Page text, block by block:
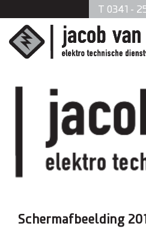
T 0341 -
Home
Zonnepanelen
Beveiliging
Schermafbeelding